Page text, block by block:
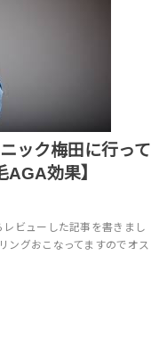
ック梅田に行って
AGA効果】
ビューした記事を書きまし
ングおこなってますのでオス